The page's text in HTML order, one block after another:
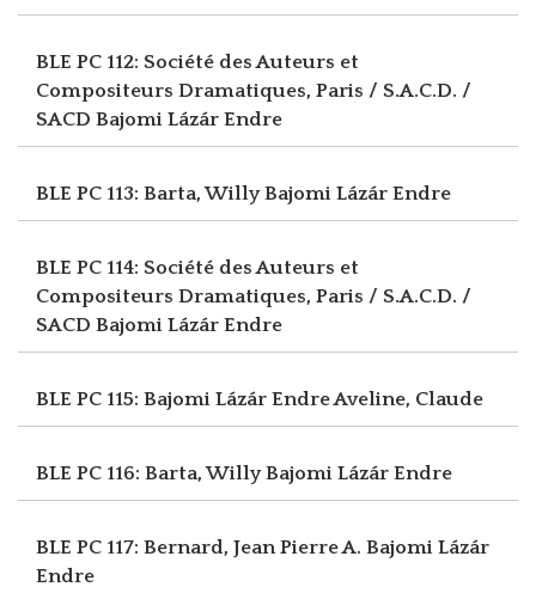
BLE PC 112: Société des Auteurs et
Compositeurs Dramatiques, Paris / S.A.C.D. /
SACD Bajomi Lázár Endre
BLE PC 113: Barta, WillyBajomi Lázár Endre
BLE PC 114: Société des Auteurs et
Compositeurs Dramatiques, Paris / S.A.C.D. /
SACD Bajomi Lázár Endre
BLE PC 115: Bajomi Lázár EndreAveline, Claude
BLE PC 116: Barta, WillyBajomi Lázár Endre
BLE PC 117: Bernard, Jean Pierre A. Bajomi Lázár
Endre